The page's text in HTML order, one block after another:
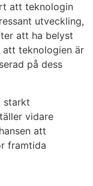
att teknologin
utveckling,
att ha belyst
att teknologien är
på dess
starkt
vidare
att
framtida